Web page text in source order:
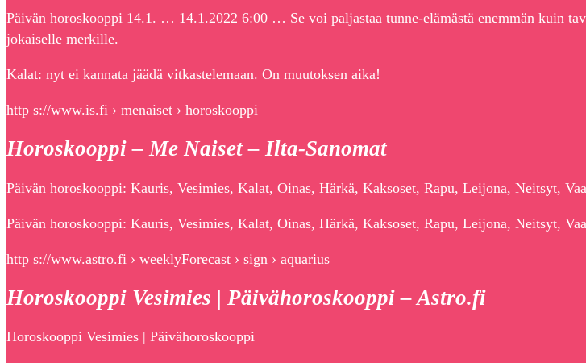
Päivän horoskooppi 14.1. … 14.1.2022 6:00 … Se voi paljastaa tunne-elämästä enemmän kuin
jokaiselle merkille.
Kalat: nyt ei kannata jäädä vitkastelemaan. On muutoksen aika!
http s://www.is.fi › menaiset › horoskooppi
Horoskooppi – Me Naiset – Ilta-Sanomat
Päivän horoskooppi: Kauris, Vesimies, Kalat, Oinas, Härkä, Kaksoset, Rapu, Leijona, Neitsyt,
Päivän horoskooppi: Kauris, Vesimies, Kalat, Oinas, Härkä, Kaksoset, Rapu, Leijona, Neitsyt,
http s://www.astro.fi › weeklyForecast › sign › aquarius
Horoskooppi Vesimies | Päivähoroskooppi – Astro.fi
Horoskooppi Vesimies | Päivähoroskooppi